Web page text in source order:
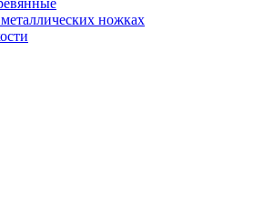
ножках